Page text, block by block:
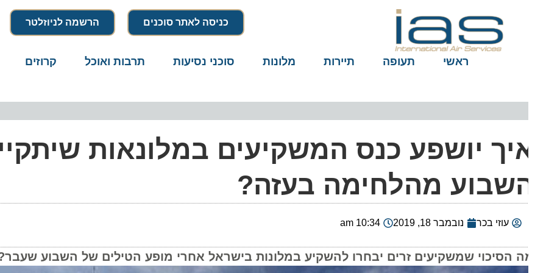
כניסה לאתר סוכנים הרשמה לניוזלטר
ראשי תעופה תיירות מלונות סוכני נסיעות תרבות ואוכל קרוזים
יושפע כנס המשקיעים במלונאות
מהלחימה בעזה?
עוזי בכר נובמבר 18, 2019 10:34 am
הסיכוי שמשקיעים זרים יבחרו להשקיע במלונות בישראל אחרי מופע הטילים של השבוע שעבר?